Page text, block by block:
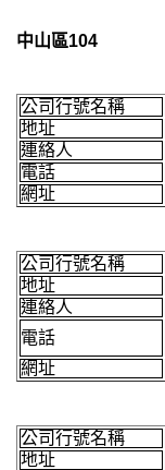
中山區104
公司行號名稱
地址
連絡人
電話
網址
公司行號名稱
地址
連絡人
電話
網址
公司行號名稱
地址